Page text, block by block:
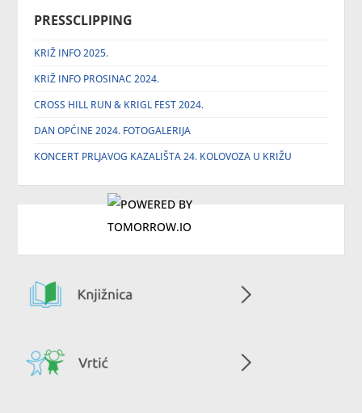
PRESSCLIPPING
KRIŽ INFO 2025.
KRIŽ INFO PROSINAC 2024.
CROSS HILL RUN & KRIGL FEST 2024.
DAN OPĆINE 2024. FOTOGALERIJA
KONCERT PRLJAVOG KAZALIŠTA 24. KOLOVOZA U KRIŽU